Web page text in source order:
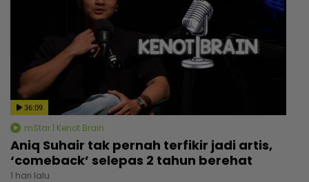
36:09
mStar | Kenot Brain
Aniq Suhair tak pernah terfikir jadi artis,
‘comeback’ selepas 2 tahun berehat
1 hari lalu